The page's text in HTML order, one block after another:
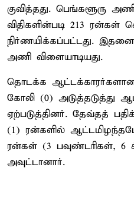
குவித்தது. பெங்களூரு
விதிகளின்படி 213 ரன்கள்
நிர்ணயிக்கப்பட்டது.
அணி விளையாடியது.
தொடக்க ஆட்டக்காரர்களான
கோலி (0) அடுத்தடுத்து
ஏற்படுத்தினர். தேவ்தத்
(1) ரன்களில்
ரன்கள் (3 பவுண்டரிகள், 6
அவுட்டானார்.